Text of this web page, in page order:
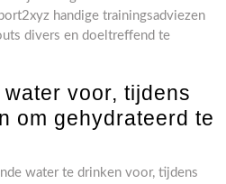
handige trainingsadviezen
divers en doeltreffend te
voor, tijdens
om gehydrateerd te
water te drinken voor, tijdens